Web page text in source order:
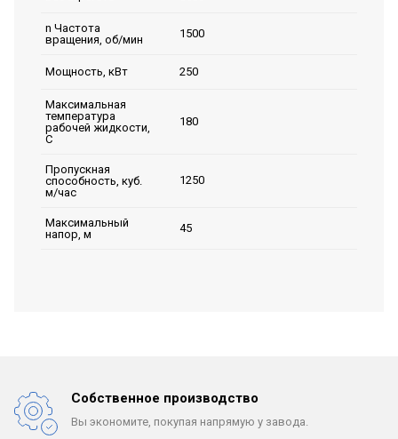
n Частота
вращения, об/мин
1500
Мощность, кВт 250
Максимальная
температура
рабочей жидкости,
C
180
Пропускная
способность, куб.
м/час
1250
Максимальный
напор, м
45
Собственное производство
Вы экономите, покупая напрямую у завода.